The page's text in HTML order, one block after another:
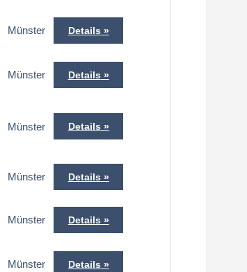
Münster Details
Münster Details
Münster Details
Münster Details
Münster Details
Münster Details